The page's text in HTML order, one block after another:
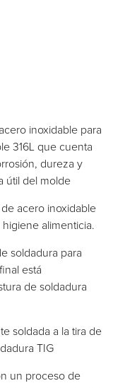
inoxidable para
316L que cuenta
dureza y
útil del molde
acero inoxidable
alimenticia.
soldadura para
está
de soldadura
soldada a la tira de
TIG
un proceso de